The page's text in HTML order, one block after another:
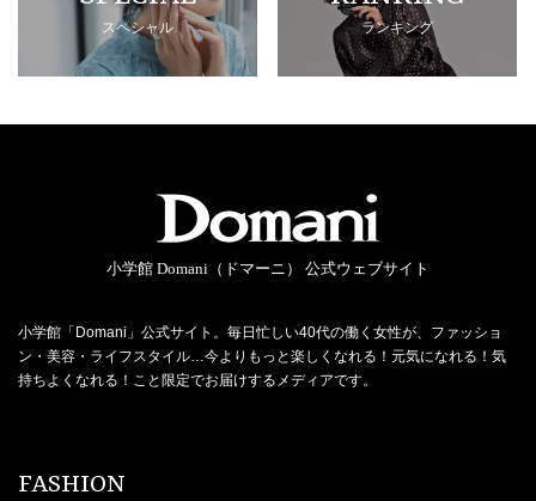
スペシャル ランキング
小学館 Domani（ドマーニ） 公式ウェブサイト
小学館「Domani」公式サイト。毎日忙しい40代の働く女性が、ファッショ
ン・美容・ライフスタイル…今よりもっと楽しくなれる！元気になれる！気
持ちよくなれる！こと限定でお届けするメディアです。
FASHION